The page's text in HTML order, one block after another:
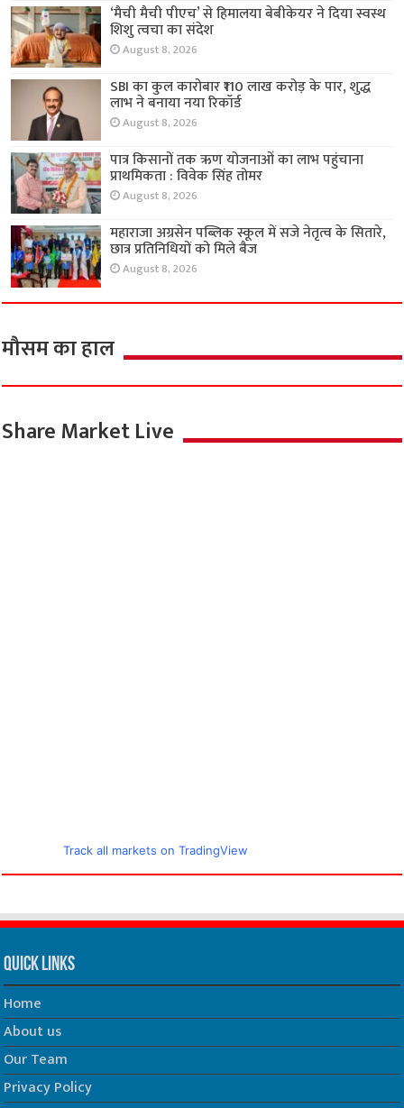
‘मैची मैची पीएच’ से हिमालया बेबीकेयर ने दिया स्वस्थ
शिशु त्वचा का संदेश
August 8, 2026
SBI का कुल कारोबार ₹110 लाख करोड़ के पार, शुद्ध
लाभ ने बनाया नया रिकॉर्ड
August 8, 2026
पात्र किसानों तक ऋण योजनाओं का लाभ पहुंचाना
प्राथमिकता : विवेक सिंह तोमर
August 8, 2026
महाराजा अग्रसेन पब्लिक स्कूल में सजे नेतृत्व के सितारे,
छात्र प्रतिनिधियों को मिले बैज
August 8, 2026
मौसम का हाल
Share Market Live
Track all markets on TradingView
Quick Links
Home
About us
Our Team
Privacy Policy